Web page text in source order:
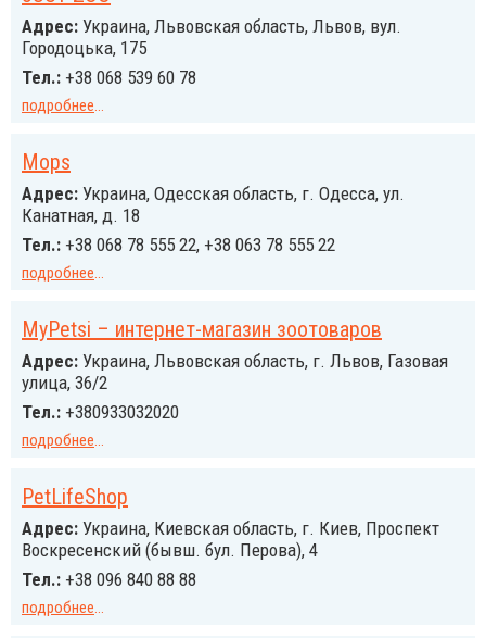
Адрес: Украина, Львовская область, Львов, вул.
Городоцька, 175
Тел.: +38 068 539 60 78
подробнее...
Mops
Адрес: Украина, Одесская область, г. Одеcса, ул.
Канатная, д. 18
Тел.: +38 068 78 555 22, +38 063 78 555 22
подробнее...
MyPetsi – интернет-магазин зоотоваров
Адрес: Украина, Львовская область, г. Львов, Газовая
улица, 36/2
Тел.: +380933032020
подробнее...
PetLifeShop
Адрес: Украина, Киевская область, г. Киев, Проспект
Воскресенский (бывш. бул. Перова), 4
Тел.: +38 096 840 88 88
подробнее...